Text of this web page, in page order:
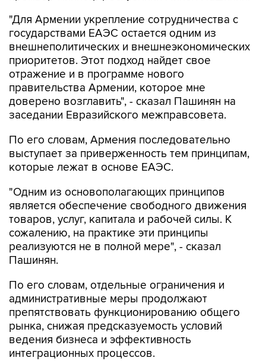
"Для Армении укрепление сотрудничества с
государствами ЕАЭС остается одним из
внешнеполитических и внешнеэкономических
приоритетов. Этот подход найдет свое
отражение и в программе нового
правительства Армении, которое мне
доверено возглавить", - сказал Пашинян на
заседании Евразийского межправсовета.
По его словам, Армения последовательно
выступает за приверженность тем принципам,
которые лежат в основе ЕАЭС.
"Одним из основополагающих принципов
является обеспечение свободного движения
товаров, услуг, капитала и рабочей силы. К
сожалению, на практике эти принципы
реализуются не в полной мере", - сказал
Пашинян.
По его словам, отдельные ограничения и
административные меры продолжают
препятствовать функционированию общего
рынка, снижая предсказуемость условий
ведения бизнеса и эффективность
интеграционных процессов.